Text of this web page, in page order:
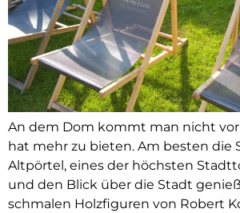
An dem Dom kommt man nicht
hat mehr zu bieten. Am besten die
Altpörtel, eines der höchsten
und den Blick über die Stadt
schmalen Holzfiguren von Robert